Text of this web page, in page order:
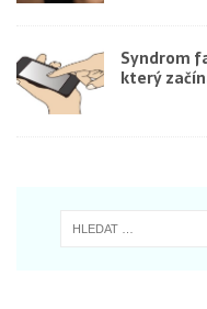
Syndrom
který